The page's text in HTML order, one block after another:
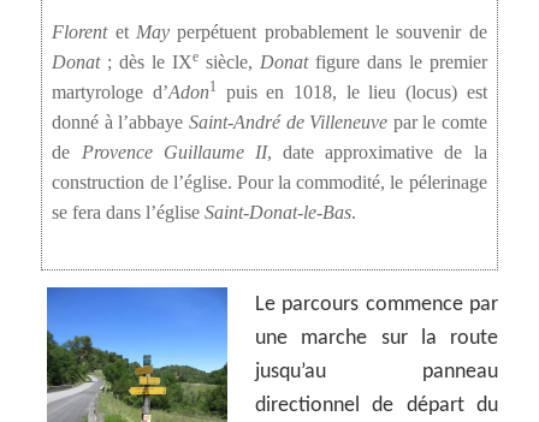
Florent etMayperpétuent probablement le souvenir de
Donat; dès le IXe siècle, Donat figure dans le premier
martyrologe d’Adon1
puis en 1018, le lieu (locus) est
donné à l’abbaye Saint-André de Villeneuve par le comte
de Provence Guillaume II, date approximative de la
construction de l’église. Pour la commodité, le pélerinage
se fera dans l’égliseSaint-Donat-le-Bas.
Le parcours commence par
une marche sur la route
jusqu’au panneau
directionnel de départ du